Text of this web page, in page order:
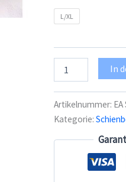
L/XL
Schienbeinschützer
In
Artikelnummer: EA
Kategorie: